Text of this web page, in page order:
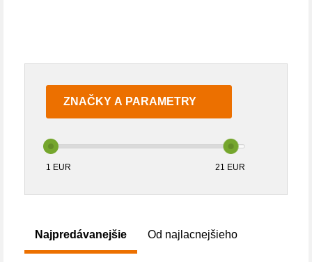
ZNAČKY A PARAMETRY
1 EUR 21 EUR
Najpredávanejšie Od najlacnejšieho